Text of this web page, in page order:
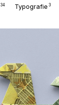
34 Typografie 3